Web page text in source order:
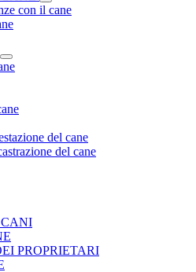
con il cane
del cane
del cane
PROPRIETARI